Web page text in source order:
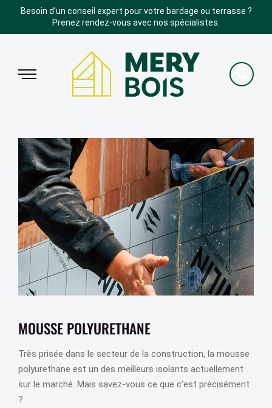
Besoin d’un conseil expert pour votre bardage ou terrasse ?
Prenez rendez-vous avec nos spécialistes.
MOUSSE POLYURETHANE
Très prisée dans le secteur de la construction, la mousse
polyurethane est un des meilleurs isolants actuellement
sur le marché. Mais savez-vous ce que c’est précisément
?